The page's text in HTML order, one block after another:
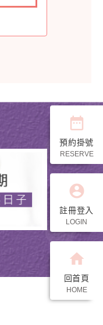
date_range
預約掛號
RESERVE
account_circle
註冊登入
LOGIN
home
回首頁
HOME